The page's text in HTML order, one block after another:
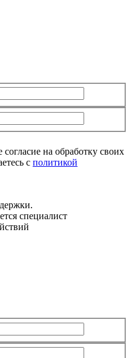
на обработку своих
с политикой
специалист